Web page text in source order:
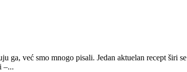
ga, već smo mnogo pisali. Jedan aktuelan recept širi se
–...